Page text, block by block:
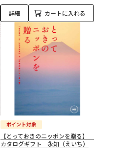
詳細 カートに入れる
【とっておきのニッポンを贈る】
カタログギフト 永知（えいち）